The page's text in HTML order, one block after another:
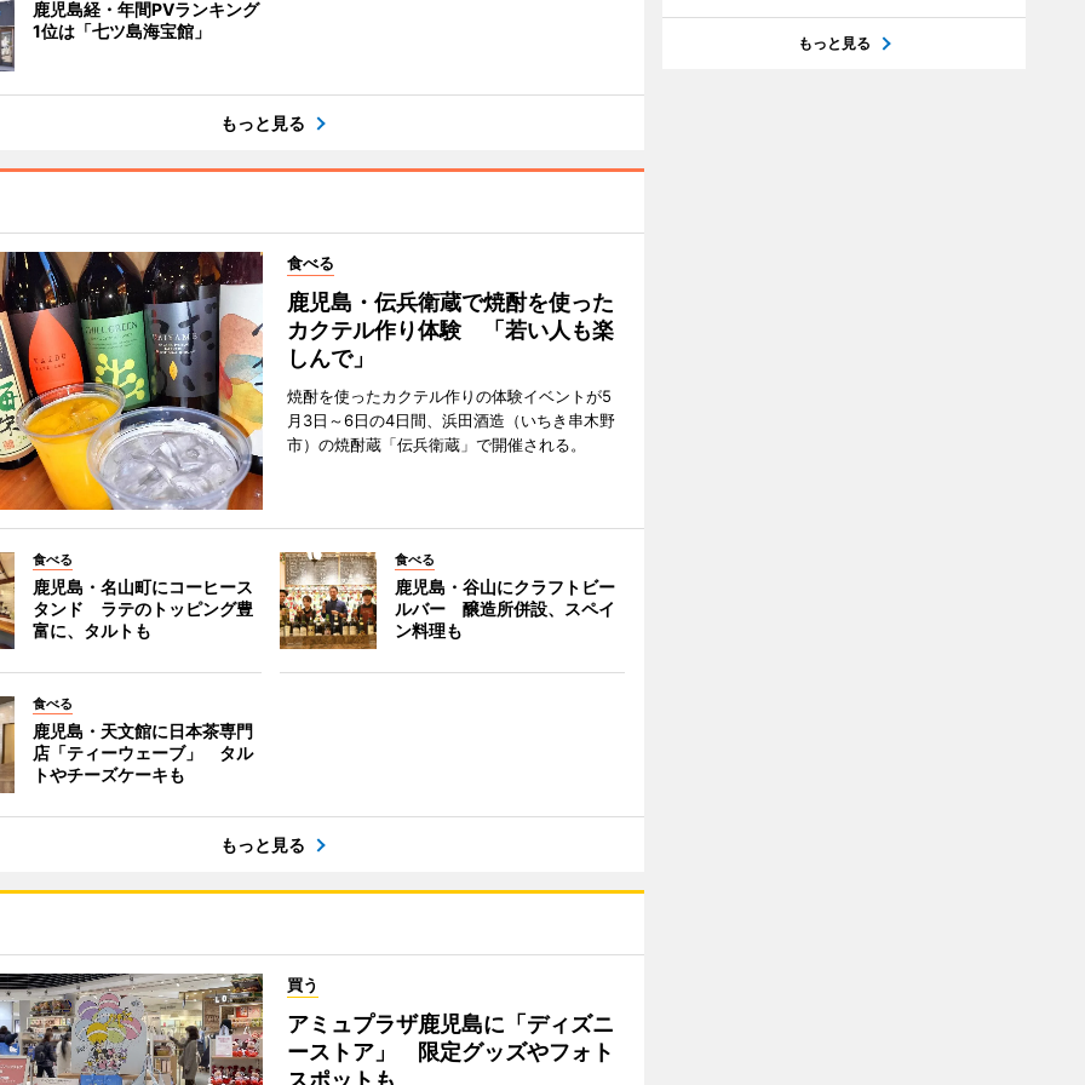
鹿児島経・年間PVランキング
1位は「七ツ島海宝館」
もっと見る
食べる
鹿児島・伝兵衛蔵で焼酎を使った
カクテル作り体験 「若い人も楽
しんで」
焼酎を使ったカクテル作りの体験イベントが5
月3日～6日の4日間、浜田酒造（いちき串木野
市）の焼酎蔵「伝兵衛蔵」で開催される。
食べる
鹿児島・名山町にコーヒース
タンド ラテのトッピング豊
富に、タルトも
食べる
鹿児島・谷山にクラフトビー
ルバー 醸造所併設、スペイ
ン料理も
食べる
鹿児島・天文館に日本茶専門
店「ティーウェーブ」 タル
トやチーズケーキも
もっと見る
買う
アミュプラザ鹿児島に「ディズニ
ーストア」 限定グッズやフォト
スポットも
もっと見る